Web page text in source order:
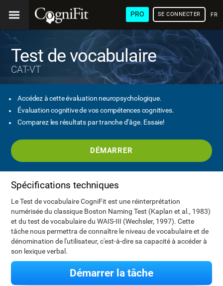
PRO SE CONNECTER
Test de vocabulaire
CAT-VT
Accédez à cette évaluation neuropsychologique.
Évaluation cognitive de vos compétences cognitives.
Comparez les résultats par tranche d’âge. Essaie!
DÉMARRER
Spécifications techniques
Le Test de vocabulaire CogniFit est une réinterprétation
numérisée du classique Boston Naming Test (Kaplan et al., 1983)
et du test de vocabulaire du WAIS-III (Wechsler, 1997). Cette
tâche nous permettra de connaître le niveau de vocabulaire et de
dénomination de l'utilisateur, c'est-à-dire sa capacité à accéder à
son lexique verbal.
Démarrer la tâche